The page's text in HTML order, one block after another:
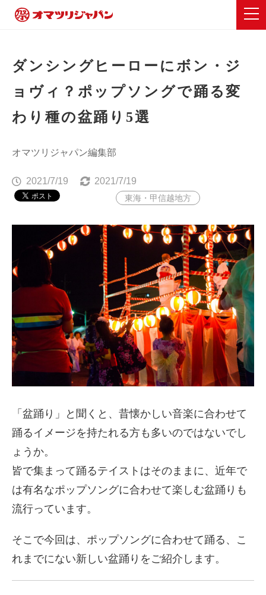
ダンシングヒーローにボン・ジ
ョヴィ？ポップソングで踊る変
わり種の盆踊り5選
オマツリジャパン編集部
2021/7/19 2021/7/19
東海・甲信越地方
「盆踊り」と聞くと、昔懐かしい音楽に合わせて
踊るイメージを持たれる方も多いのではないでし
ょうか。
皆で集まって踊るテイストはそのままに、近年で
は有名なポップソングに合わせて楽しむ盆踊りも
流行っています。
そこで今回は、ポップソングに合わせて踊る、こ
れまでにない新しい盆踊りをご紹介します。